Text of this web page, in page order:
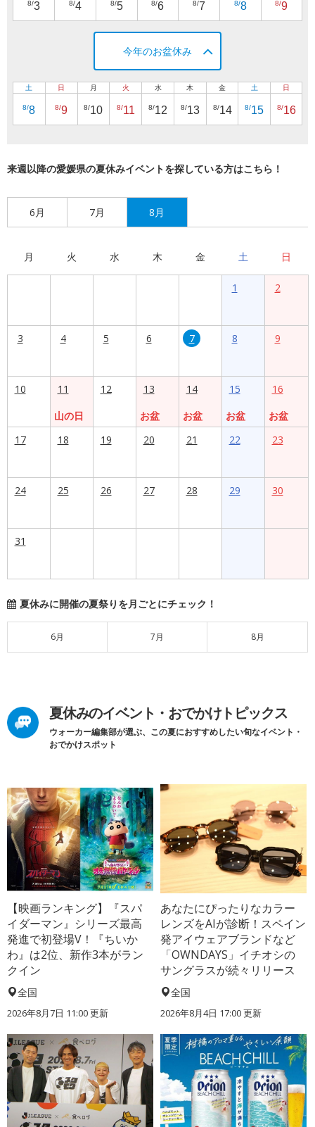
8/3 8/4 8/5 8/6 8/7 8/8 8/9
今年のお盆休み
土
8/8
日
8/9
月
8/10
火
8/11
水
8/12
木
8/13
金
8/14
土
8/15
日
8/16
来週以降の愛媛県の夏休みイベントを探している方はこちら！
6月 7月 8月
月 火 水 木 金 土 日
1 2
3 4 5 6 7 8 9
10
11
山の日
12
13
お盆
14
お盆
15
お盆
16
お盆
17
18 19 20 21 22 23
24 25 26 27 28 29 30
31
夏休みに開催の夏祭りを月ごとにチェック！
6月 7月 8月
夏休みのイベント・おでかけトピックス
ウォーカー編集部が選ぶ、この夏におすすめしたい旬なイベント・
おでかけスポット
【映画ランキング】『スパ
イダーマン』シリーズ最高
発進で初登場V！『ちいか
わ』は2位、新作3本がラン
クイン
全国
2026年8月7日 11:00更新
あなたにぴったりなカラー
レンズをAIが診断！スペイン
発アイウェアブランドなど
「OWNDAYS」イチオシの
サングラスが続々リリース
全国
2026年8月4日 17:00更新